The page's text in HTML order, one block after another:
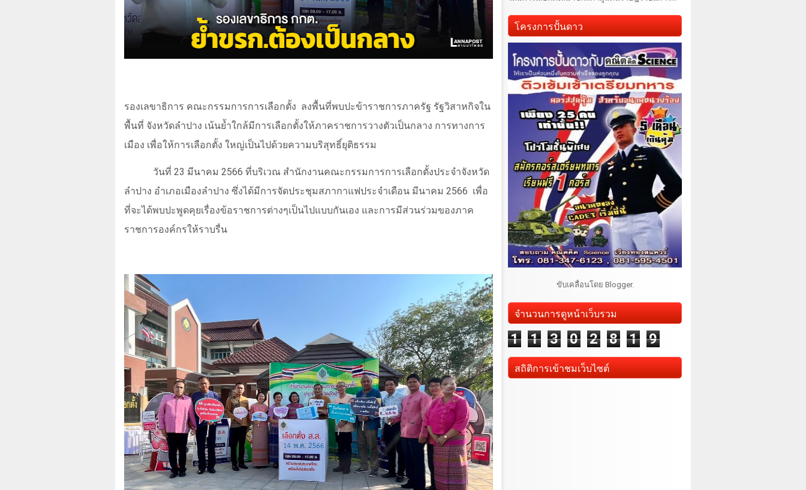
รองเลขาธิการ คณะกรรมการการเลือกตั้ง ลงพื้นที่พบปะข้าราชการภาครัฐ รัฐวิสาหกิจใน
พื้นที่ จังหวัดลำปาง เน้นย้ำใกล้มีการเลือกตั้งให้ภาคราชการวางตัวเป็นกลาง การทางการ
เมือง เพื่อให้การเลือกตั้ง ใหญ่เป็นไปด้วยความบริสุทธิ์ยุติธรรม
วันที่ 23 มีนาคม 2566 ที่บริเวณ สำนักงานคณะกรรมการการเลือกตั้งประจำจังหวัด
ลำปาง อำเภอเมืองลำปาง ซึ่งได้มีการจัดประชุมสภากาแฟประจำเดือน มีนาคม 2566 เพื่อ
ที่จะได้พบปะพูดคุยเรื่องข้อราชการต่างๆเป็นไปแบบกันเอง และการมีส่วนร่วมของภาค
ราชการองค์กรให้ราบรื่น
โครงการปั้นดาว
ขับเคลื่อนโดย Blogger.
จำนวนการดูหน้าเว็บรวม
1 1 3 0 2 8 1 9
สถิติการเข้าชมเว็บไซต์